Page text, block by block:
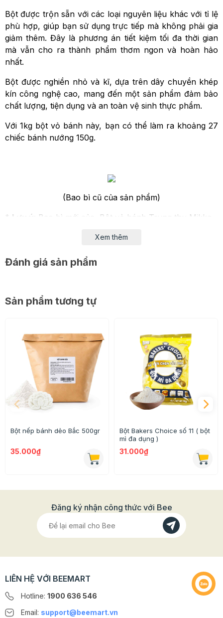
Bột được trộn sẵn với các loại nguyên liệu khác với tỉ lệ
phù hợp, giúp bạn sử dụng trực tiếp mà không phải gia
giảm thêm. Đây là phương án tiết kiệm tối đa thời gian
mà vẫn cho ra thành phẩm thơm ngon và hoàn hảo
nhất.
Bột được nghiền nhỏ và kĩ, dựa trên dây chuyền khép
kín công nghệ cao, mang đến một sản phẩm đảm bảo
chất lượng, tiện dụng và an toàn vệ sinh thực phẩm.
Với 1kg bột vỏ bánh này, bạn có thể làm ra khoảng 27
chiếc bánh nướng 150g.
(Bao bì cũ của sản phẩm)
* Lưu ý
: Bao bì mới của Bột vỏ bánh Trung thu Mikko
Khối lượng: 1 kg
Xuất xứ: Việt Nam
Cho ra bột vỏ bánh Trung thu giúp bánh có độ mềm
mại, thơm ngon và hương vị tự nhiên.
Cách làm vỏ bánh nướng Trung thu
bằng Bột vỏ bánh Trung thu mikko 1kg
Nguyên liệu
Xem thêm
Đánh giá sản phẩm
Sản phẩm tương tự
Bột nếp bánh dẻo Bắc 500gr
35.000₫
Bột Bakers Choice số 11 ( bột
mì đa dụng )
31.000₫
Đăng ký nhận công thức với Bee
LIÊN HỆ VỚI BEEMART
Hotline: 1900 636 546
Email: support@beemart.vn